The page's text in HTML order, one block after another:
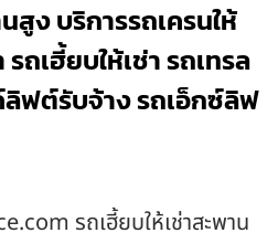
สูง บริการรถเครนให้
รถเฮี้ยบให้เช่า รถเทรล
ลิฟต์รับจ้าง รถเอ็กซ์ลิฟ
รถเฮี้ยบให้เช่าสะพาน